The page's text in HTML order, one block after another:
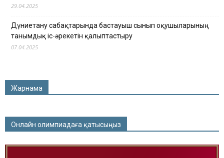
29.04.2025
Дүниетану сабақтарында бастауыш сынып оқушыларының
танымдық іс-әрекетін қалыптастыру
07.04.2025
Жарнама
Онлайн олимпиадаға қатысыңыз